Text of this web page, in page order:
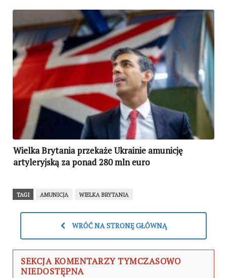
Wielka Brytania przekaże Ukrainie amunicję
artyleryjską za ponad 280 mln euro
TAGI AMUNICJA WIELKA BRYTANIA
WRÓĆ NA STRONĘ GŁÓWNĄ
SEKCJA KOMENTARZY TYMCZASOWO
NIEDOSTĘPNA